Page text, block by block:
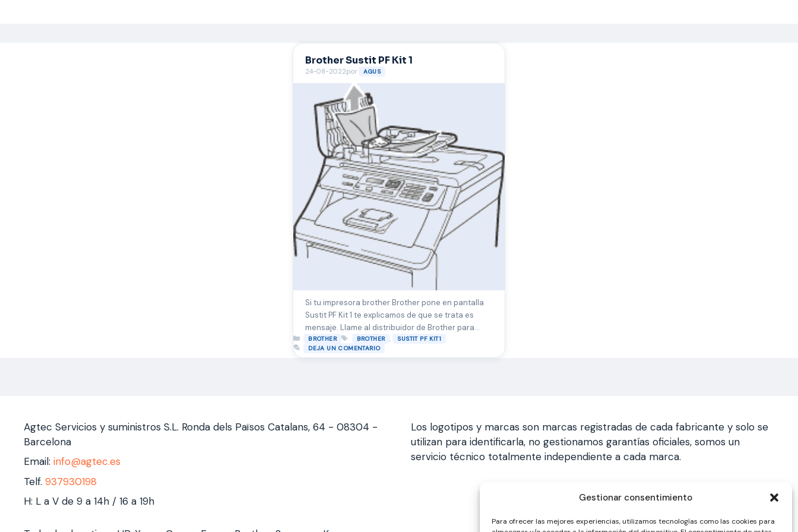
Gestionar consentimiento
Para ofrecer las mejores experiencias, utilizamos tecnologías como las cookies para
Brother Sustit PF Kit 1
24-08-2022por AGUS
Si tu impresora brother Brother pone en pantalla
Sustit PF Kit 1 te explicamos de que se trata es
mensaje. Llame al distribuidor de Brother para
comprar el PF Kit 1. Ha llegado el momento
de sustituir el kit de alimentación de papel del
Categorías
BROTHER Etiquetas
BROTHER ,
SUSTIT PF KIT1
DEJA UN COMENTARIO
Agtec Servicios y suministros S.L. Ronda dels Països Catalans, 64 - 08304 -
Barcelona
Email: info@agtec.es
Telf. 937930198
H: L a V de 9 a 14h / 16 a 19h
Los logotipos y marcas son marcas registradas de cada fabricante y solo se
utilizan para identificarla, no gestionamos garantías oficiales, somos un
servicio técnico totalmente independiente a cada marca.